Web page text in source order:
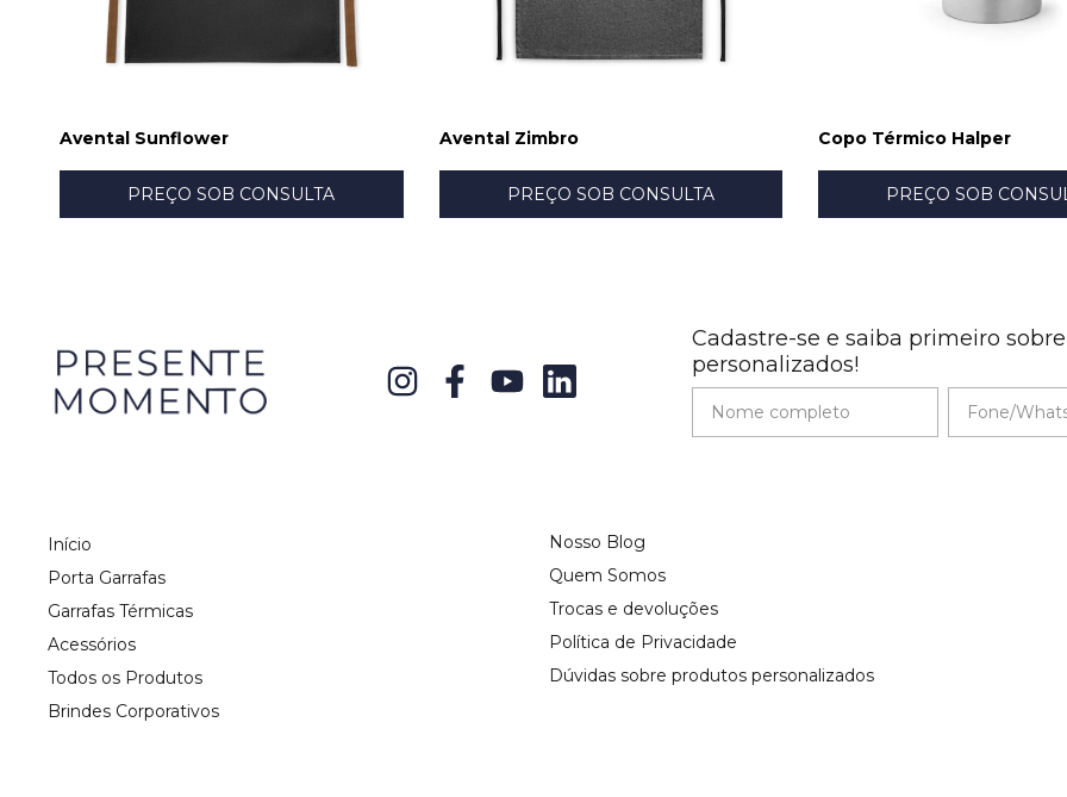
Avental Sunflower
PREÇO SOB CONSULTA
Avental Zimbro
PREÇO SOB CONSULTA
Copo Térmico Halper
PREÇO SOB
Cadastre-se e saiba primeiro
personalizados!
Início
Porta Garrafas
Garrafas Térmicas
Acessórios
Todos os Produtos
Brindes Corporativos
Nosso Blog
Quem Somos
Trocas e devoluções
Política de Privacidade
Dúvidas sobre produtos personalizados